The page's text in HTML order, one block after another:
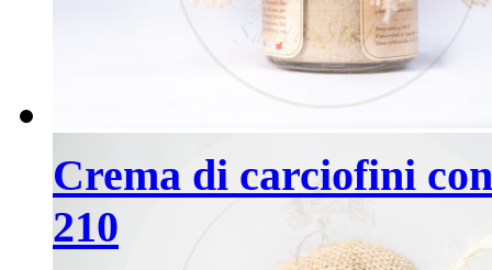
Crema di carciofini
210